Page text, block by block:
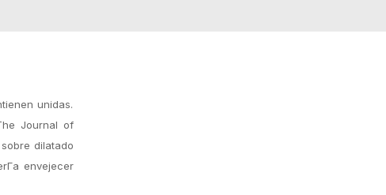
unidas.
Journal of
dilatado
envejecer